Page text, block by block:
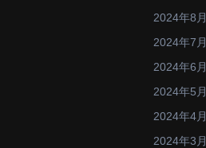
2024年8月
2024年7月
2024年6月
2024年5月
2024年4月
2024年3月